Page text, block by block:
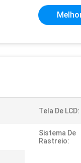
Tela De LCD:
Sistema De
Rastreio: